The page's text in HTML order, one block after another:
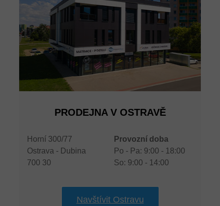
PRODEJNA V OSTRAVĚ
Horní 300/77
Ostrava - Dubina
700 30
Provozní doba
Po - Pa: 9:00 - 18:00
So: 9:00 - 14:00
Navštívit Ostravu